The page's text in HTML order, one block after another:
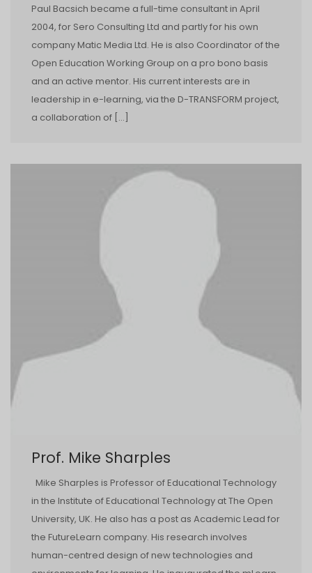
Paul Bacsich became a full-time consultant in April
2004, for Sero Consulting Ltd and partly for his own
company Matic Media Ltd. He is also Coordinator of the
Open Education Working Group on a pro bono basis
and an active mentor. His current interests are in
leadership in e-learning, via the D-TRANSFORM project,
a collaboration of […]
Prof. Mike Sharples
Mike Sharples is Professor of Educational Technology
in the Institute of Educational Technology at The Open
University, UK. He also has a post as Academic Lead for
the FutureLearn company. His research involves
human-centred design of new technologies and